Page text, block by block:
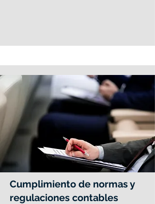
Cumplimiento de normas y
regulaciones contables